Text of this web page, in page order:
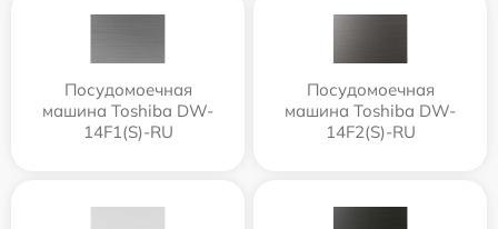
Посудомоечная
машина Toshiba DW-
14F1(S)-RU
Посудомоечная
машина Toshiba DW-
14F2(S)-RU